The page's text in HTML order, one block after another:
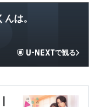
は。
で観る